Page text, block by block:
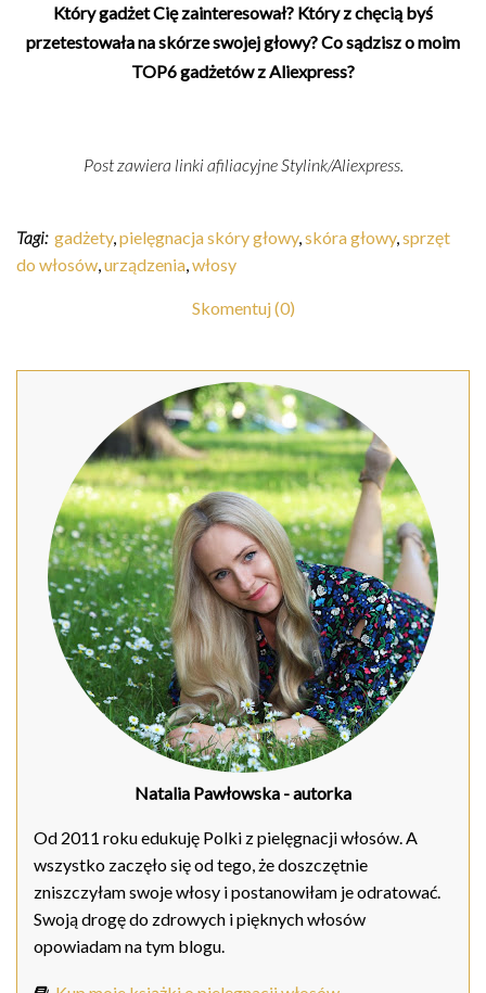
Który gadżet Cię zainteresował? Który z chęcią byś
przetestowała na skórze swojej głowy? Co sądzisz o moim
TOP6 gadżetów z Aliexpress?
Post zawiera linki afiliacyjne Stylink/Aliexpress.
Tagi: gadżety, pielęgnacja skóry głowy, skóra głowy, sprzęt
do włosów urządzenia włosy
Skomentuj (0)
Natalia Pawłowska - autorka
Od 2011 roku edukuję Polki z pielęgnacji włosów. A
wszystko zaczęło się od tego, że doszczętnie
zniszczyłam swoje włosy i postanowiłam je odratować.
Swoją drogę do zdrowych i pięknych włosów
opowiadam na tym blogu.